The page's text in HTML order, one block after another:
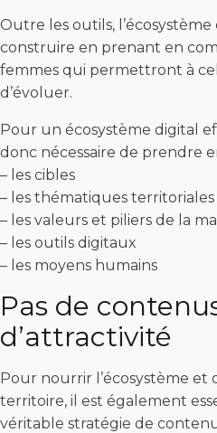
Outre les outils,
construire en prenant en
femmes qui permettront à
d’évoluer.
Pour un écosystème digital
donc nécessaire de prendre
– les cibles
– les thématiques territoriales
– les valeurs et piliers de la
– les outils digitaux
– les moyens humains
Pas de
d’attractivité
Pour nourrir l’écosystème et
territoire, il est également
véritable stratégie de